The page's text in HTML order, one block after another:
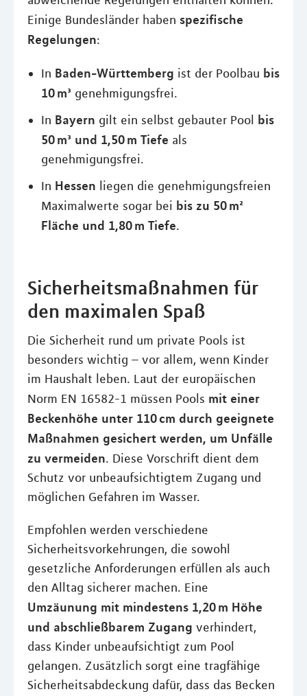
Einige Bundesländer haben spezifische
Regelungen:
In Baden-Württemberg ist der Poolbau bis
10 m³ genehmigungsfrei.
In Bayern gilt ein selbst gebauter Pool bis
50 m³ und 1,50 m Tiefe als
genehmigungsfrei.
In Hessen liegen die genehmigungsfreien
Maximalwerte sogar bei bis zu 50 m²
Fläche und 1,80 m Tiefe.
Sicherheitsmaßnahmen für
den maximalen Spaß
Die Sicherheit rund um private Pools ist
besonders wichtig – vor allem, wenn Kinder
im Haushalt leben. Laut der europäischen
Norm EN 16582-1 müssen Pools mit einer
Beckenhöhe unter 110 cm durch geeignete
Maßnahmen gesichert werden, um Unfälle
zu vermeiden. Diese Vorschrift dient dem
Schutz vor unbeaufsichtigtem Zugang und
möglichen Gefahren im Wasser.
Empfohlen werden verschiedene
Sicherheitsvorkehrungen, die sowohl
gesetzliche Anforderungen erfüllen als auch
den Alltag sicherer machen. Eine
Umzäunung mit mindestens 1,20 m Höhe
und abschließbarem Zugang verhindert,
dass Kinder unbeaufsichtigt zum Pool
gelangen. Zusätzlich sorgt eine tragfähige
Sicherheitsabdeckung dafür, dass das Becken